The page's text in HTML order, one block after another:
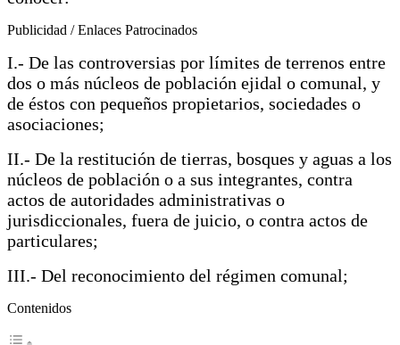
Publicidad / Enlaces Patrocinados
I.- De las controversias por límites de terrenos entre
dos o más núcleos de población ejidal o comunal, y
de éstos con pequeños propietarios, sociedades o
asociaciones;
II.- De la restitución de tierras, bosques y aguas a los
núcleos de población o a sus integrantes, contra
actos de autoridades administrativas o
jurisdiccionales, fuera de juicio, o contra actos de
particulares;
III.- Del reconocimiento del régimen comunal;
Contenidos